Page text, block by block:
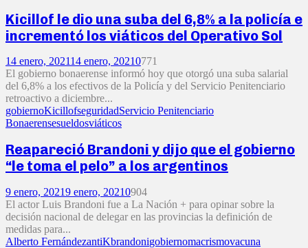
Kicillof le dio una suba del 6,8% a la policía e
incrementó los viáticos del Operativo Sol
14 enero, 202114 enero, 20210771
El gobierno bonaerense informó hoy que otorgó una suba salarial
del 6,8% a los efectivos de la Policía y del Servicio Penitenciario
retroactivo a diciembre...
gobiernoKicillofseguridadServicio Penitenciario
Bonaerensesueldosviáticos
Reapareció Brandoni y dijo que el gobierno
“le toma el pelo” a los argentinos
9 enero, 20219 enero, 20210904
El actor Luis Brandoni fue a La Nación + para opinar sobre la
decisión nacional de delegar en las provincias la definición de
medidas para...
Alberto FernándezantiKbrandonigobiernomacrismovacuna